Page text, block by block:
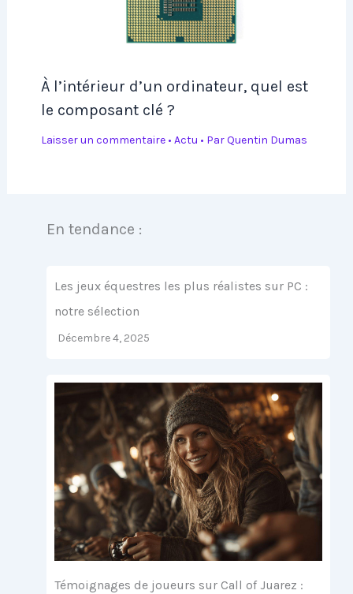
À l’intérieur d’un ordinateur, quel est
le composant clé ?
Laisser un commentaire • Actu • ParQuentin Dumas
En tendance :
Les jeux équestres les plus réalistes sur PC :
notre sélection
Décembre 4, 2025
Témoignages de joueurs sur Call of Juarez :